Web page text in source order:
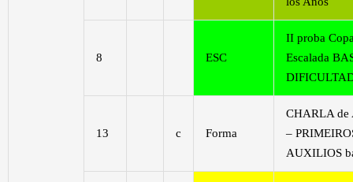
8 ESC
II proba
Escalada
13 c Forma
CHARLA de
–
AUXILIOS